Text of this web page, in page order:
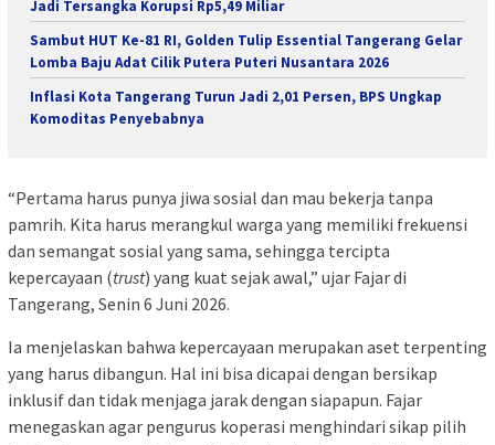
Jadi Tersangka Korupsi Rp5,49 Miliar
Sambut HUT Ke-81 RI, Golden Tulip Essential Tangerang Gelar
Lomba Baju Adat Cilik Putera Puteri Nusantara 2026
Inflasi Kota Tangerang Turun Jadi 2,01 Persen, BPS Ungkap
Komoditas Penyebabnya
“Pertama harus punya jiwa sosial dan mau bekerja tanpa
pamrih. Kita harus merangkul warga yang memiliki frekuensi
dan semangat sosial yang sama, sehingga tercipta
kepercayaan (trust) yang kuat sejak awal,” ujar Fajar di
Tangerang, Senin 6 Juni 2026.
Ia menjelaskan bahwa kepercayaan merupakan aset terpenting
yang harus dibangun. Hal ini bisa dicapai dengan bersikap
inklusif dan tidak menjaga jarak dengan siapapun. Fajar
menegaskan agar pengurus koperasi menghindari sikap pilih